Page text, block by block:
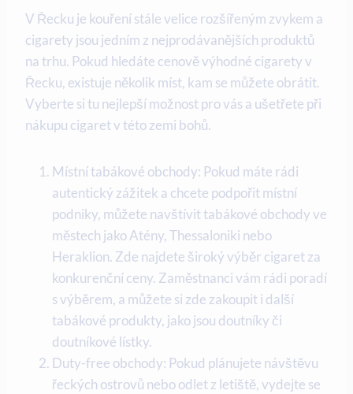
V Řecku je kouření stále velice rozšířeným zvykem a
cigarety jsou jedním z nejprodávanějších produktů
na trhu. Pokud hledáte cenově výhodné cigarety v
Řecku, existuje několik míst, kam se můžete obrátit.
Vyberte si tu nejlepší možnost pro vás a ušetřete při
nákupu cigaret v této zemi bohů.
Místní tabákové obchody: Pokud máte rádi
autentický zážitek a chcete podpořit místní
podniky, můžete navštívit tabákové obchody ve
městech jako Atény, Thessaloniki nebo
Heraklion. Zde najdete široký výběr cigaret za
konkurenční ceny. Zaměstnanci vám rádi poradí
s výběrem, a můžete si zde zakoupit i další
tabákové produkty, jako jsou doutníky či
doutníkové lístky.
Duty-free obchody: Pokud plánujete návštěvu
řeckých ostrovů nebo odlet z letiště, vydejte se